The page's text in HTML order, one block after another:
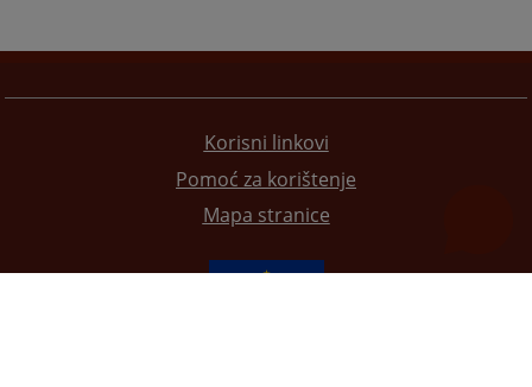
Korisni linkovi
Pomoć za korištenje
Mapa stranice